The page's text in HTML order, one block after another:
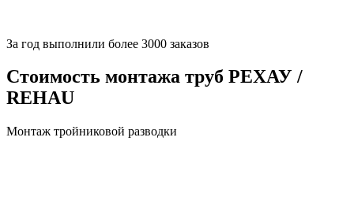
За год выполнили более 3000 заказов
Стоимость монтажа труб РЕХАУ /
REHAU
Монтаж тройниковой разводки